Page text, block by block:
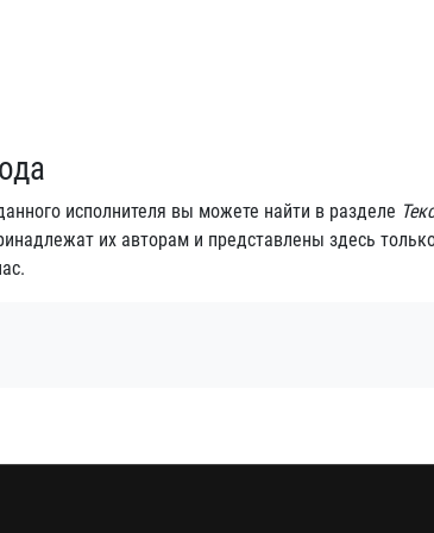
исполнителя вы можете найти в разделе
их авторам и представлены здесь